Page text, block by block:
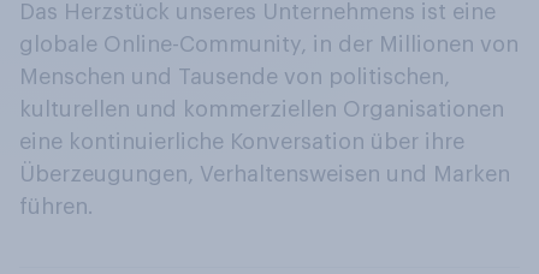
Das Herzstück unseres Unternehmens ist eine
globale Online-Community, in der Millionen von
Menschen und Tausende von politischen,
kulturellen und kommerziellen Organisationen
eine kontinuierliche Konversation über ihre
Überzeugungen, Verhaltensweisen und Marken
führen.